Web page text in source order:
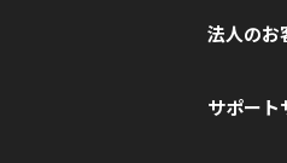
法人のお
サポート